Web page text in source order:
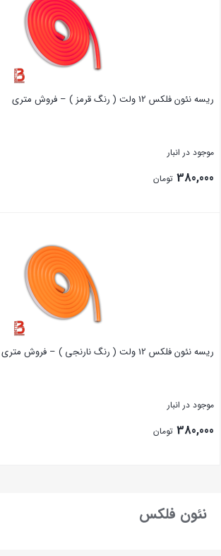
ریسه نئون فلکس 12 ولت ( رنگ قرمز ) – فروش متری
موجود در انبار
380,000 تومان
ریسه نئون فلکس 12 ولت ( رنگ نارنجی ) – فروش متری
موجود در انبار
380,000 تومان
نئون فلکس